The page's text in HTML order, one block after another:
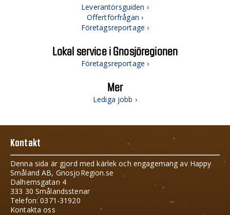
Leverantörsguiden ›
Offertförfrågan ›
Företagsreportage ›
Lokal service i Gnosjöregionen
Företagsreportage ›
Mer
Lediga jobb ›
Kontakt
Denna sida är gjord med kärlek och engagemang av Happy
Småland AB, GnosjoRegion.se
Dalhemsgatan 4
333 30 Smålandsstenar
Telefon: 0371-31920
Kontakta oss